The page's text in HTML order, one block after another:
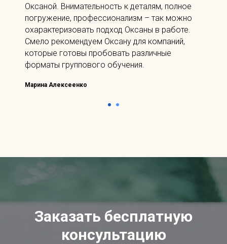
Оксаной. Внимательность к деталям, полное
погружение, профессионализм – так можно
охарактеризовать подход Оксаны в работе.
Смело рекомендуем Оксану для компаний,
которые готовы пробовать различные
форматы группового обучения.
Марина Алексеенко
Заказать бесплатную
консультацию